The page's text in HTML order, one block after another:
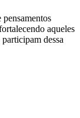
aqueles
dessa